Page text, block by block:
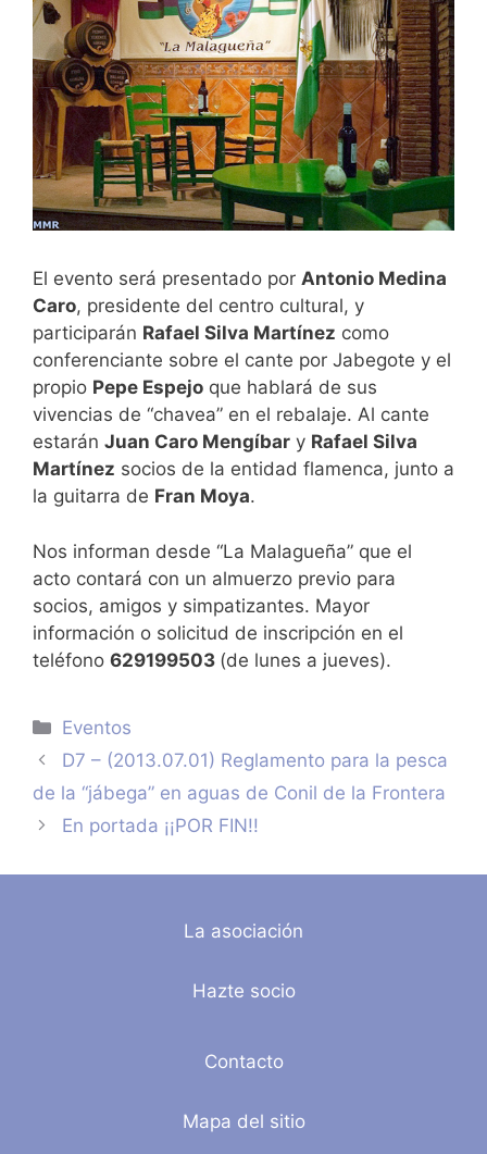
El evento será presentado por Antonio Medina
Caro, presidente del centro cultural, y
participarán Rafael Silva Martínez como
conferenciante sobre el cante por Jabegote y el
propio Pepe Espejo que hablará de sus
vivencias de “chavea” en el rebalaje. Al cante
estarán Juan Caro Mengíbar y Rafael Silva
Martínez socios de la entidad flamenca, junto a
la guitarra de Fran Moya.
Nos informan desde “La Malagueña” que el
acto contará con un almuerzo previo para
socios, amigos y simpatizantes. Mayor
información o solicitud de inscripción en el
teléfono 629199503 (de lunes a jueves).
Categorías
Eventos
D7 – (2013.07.01) Reglamento para la pesca
de la “jábega” en aguas de Conil de la Frontera
En portada ¡¡POR FIN!!
La asociación
Hazte socio
Contacto
Mapa del sitio